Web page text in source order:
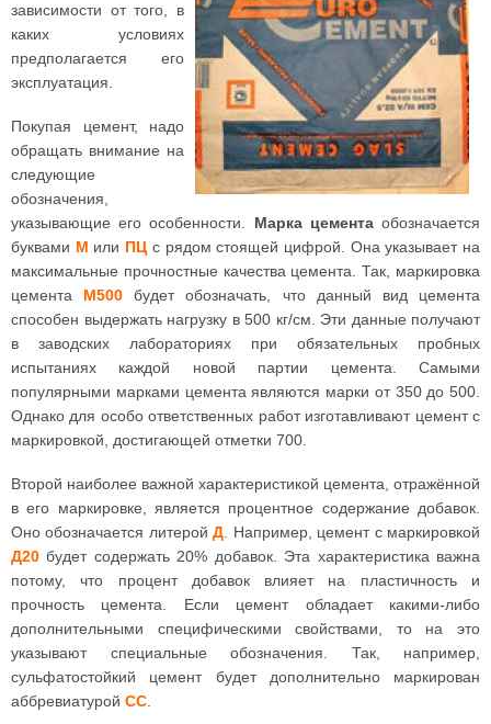
зависимости от того, в
каких условиях
предполагается его
эксплуатация.
Покупая цемент, надо
обращать внимание на
следующие
обозначения,
указывающие его особенности. Марка цементаобозначается
буквами М или ПЦ с рядом стоящей цифрой. Она указывает на
максимальные прочностные качества цемента. Так, маркировка
цемента М500 будет обозначать, что данный вид цемента
способен выдержать нагрузку в 500 кг/см. Эти данные получают
в заводских лабораториях при обязательных пробных
испытаниях каждой новой партии цемента. Самыми
популярными марками цемента являются марки от 350 до 500.
Однако для особо ответственных работ изготавливают цемент с
маркировкой, достигающей отметки 700.
Второй наиболее важной характеристикой цемента, отражённой
в его маркировке, является процентное содержание добавок.
Оно обозначается литеройД . Например, цемент с маркировкой
Д20 будет содержать 20% добавок. Эта характеристика важна
потому, что процент добавок влияет на пластичность и
прочность цемента. Если цемент обладает какими-либо
дополнительными специфическими свойствами, то на это
указывают специальные обозначения. Так, например,
сульфатостойкий цемент будет дополнительно маркирован
аббревиатурой СС